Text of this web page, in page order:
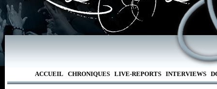
ACCUEIL CHRONIQUES LIVE-REPORTS INTERVIEWS